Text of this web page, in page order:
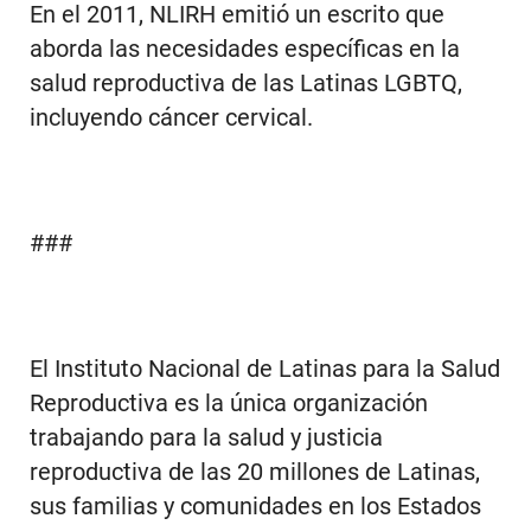
En el 2011, NLIRH emitió un escrito que
aborda las necesidades específicas en la
salud reproductiva de las Latinas LGBTQ,
incluyendo cáncer cervical.
###
El Instituto Nacional de Latinas para la Salud
Reproductiva es la única organización
trabajando para la salud y justicia
reproductiva de las 20 millones de Latinas,
sus familias y comunidades en los Estados